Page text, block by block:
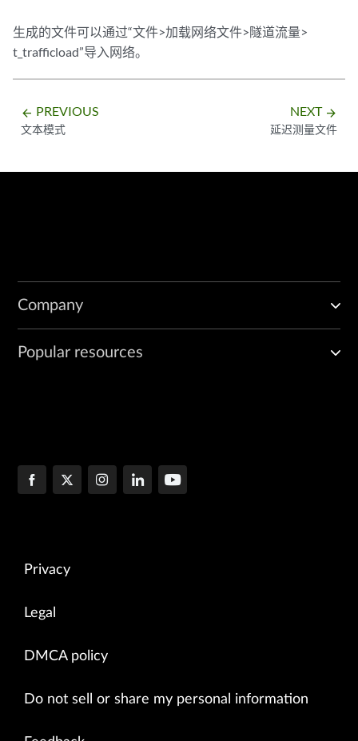
生成的文件可以通过“文件>加载网络文件>隧道流量>
t_trafficload”导入网络。
arrow_backward PREVIOUS
文本模式
NEXT arrow_forward
延迟测量文件
Company
Popular resources
Privacy
Legal
DMCA policy
Do not sell or share my personal information